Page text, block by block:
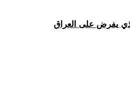
الذي يفرض على العراق